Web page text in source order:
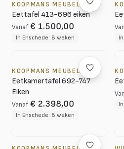
KOOPMANS MEUBELEN
Eettafel 413-696 eiken
Vanaf € 1.500,00
In Enschede: 8 weken
KOOPMANS MEUBELEN
Eetkamertafel 692-747
Eiken
Vanaf € 2.398,00
In Enschede: 8 weken